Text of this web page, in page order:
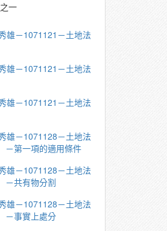
一
雄－1071121－土地法
雄－1071121－土地法
雄－1071121－土地法
雄－1071128－土地法
－第一項的適用條件
雄－1071128－土地法
－共有物分割
雄－1071128－土地法
－事實上處分